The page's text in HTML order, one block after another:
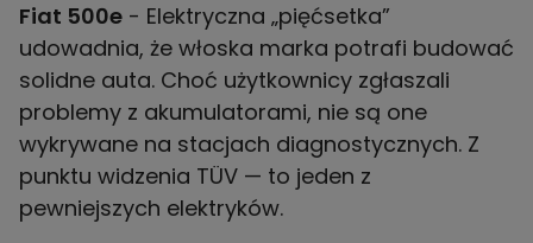
Fiat 500e - Elektryczna „pięćsetka”
udowadnia, że włoska marka potrafi budować
solidne auta. Choć użytkownicy zgłaszali
problemy z akumulatorami, nie są one
wykrywane na stacjach diagnostycznych. Z
punktu widzenia TÜV — to jeden z
pewniejszych elektryków.